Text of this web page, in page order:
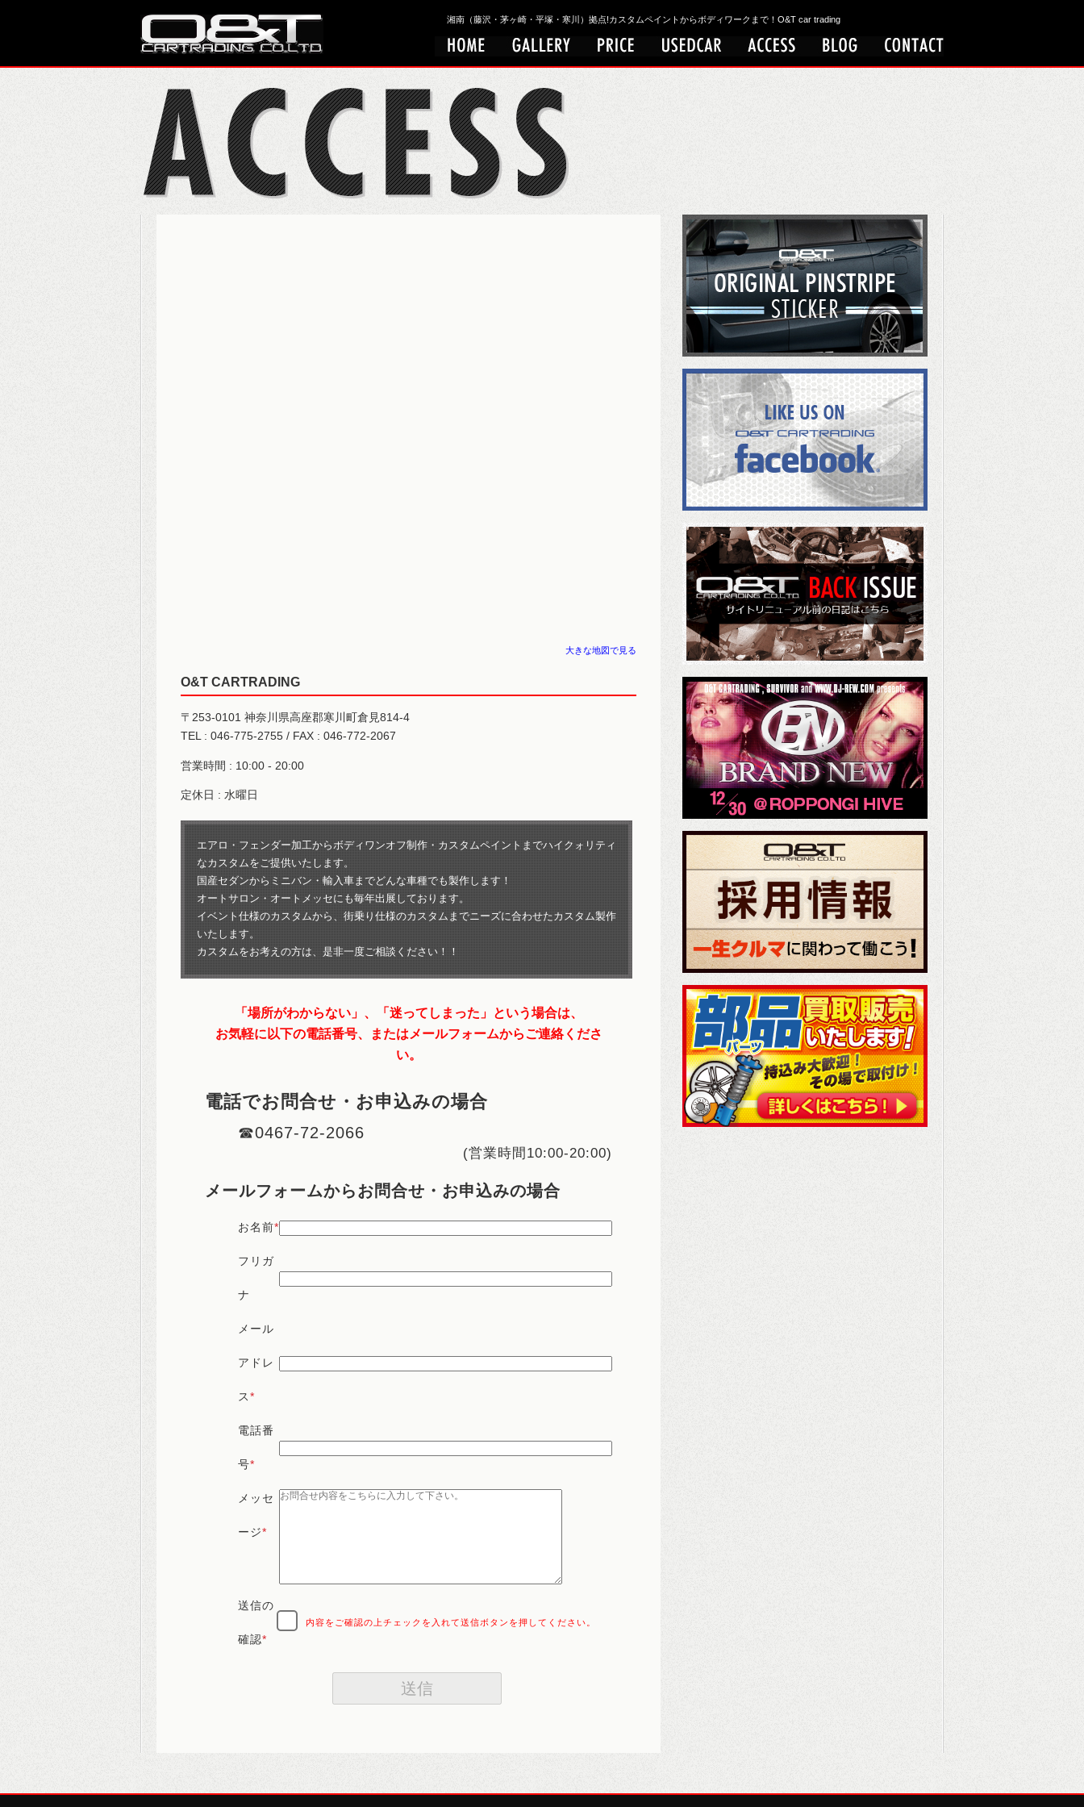
湘南（藤沢・茅ヶ崎・平塚・寒川）拠点!カスタムペイントからボディワークまで！O&T car trading
大きな地図で見る
O&T CARTRADING
〒253-0101 神奈川県高座郡寒川町倉見814-4
TEL : 046-775-2755 / FAX : 046-772-2067
営業時間 : 10:00 - 20:00
定休日 : 水曜日
エアロ・フェンダー加工からボディワンオフ制作・カスタムペイントまでハイクォリティ
なカスタムをご提供いたします。
国産セダンからミニバン・輸入車までどんな車種でも製作します！
オートサロン・オートメッセにも毎年出展しております。
イベント仕様のカスタムから、街乗り仕様のカスタムまでニーズに合わせたカスタム製作
いたします。
カスタムをお考えの方は、是非一度ご相談ください！！
「場所がわからない」、「迷ってしまった」という場合は、
お気軽に以下の電話番号、またはメールフォームからご連絡くださ
い。
電話でお問合せ・お申込みの場合
☎0467-72-2066
(営業時間10:00-20:00)
メールフォームからお問合せ・お申込みの場合
お名前*
フリガ
ナ
メール
アドレ
ス*
電話番
号*
メッセ
ージ*
送信の
確認*
内容をご確認の上チェックを入れて送信ボタンを押してください。